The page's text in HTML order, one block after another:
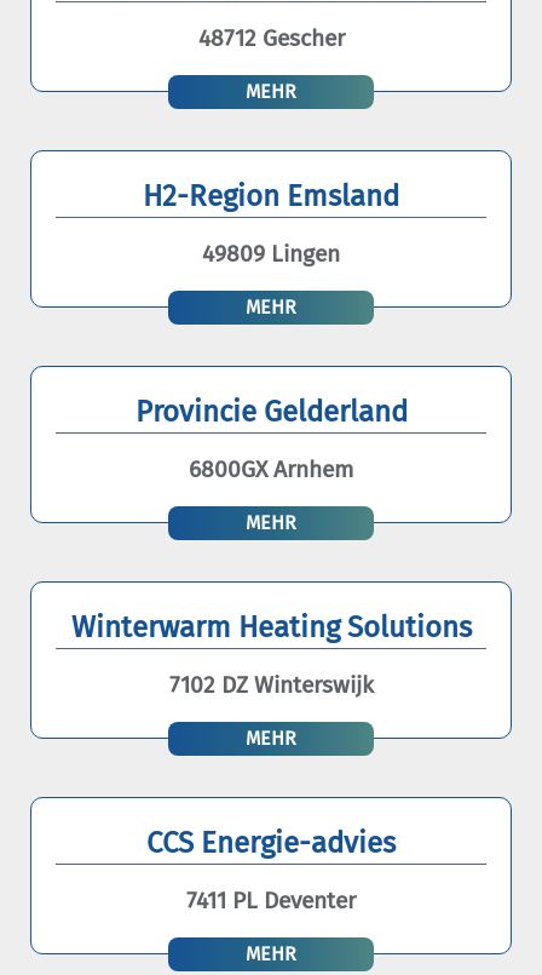
48712 Gescher
MEHR
H2-Region Emsland
49809 Lingen
MEHR
Provincie Gelderland
6800GX Arnhem
MEHR
Winterwarm Heating Solutions
7102 DZ Winterswijk
MEHR
CCS Energie-advies
7411 PL Deventer
MEHR